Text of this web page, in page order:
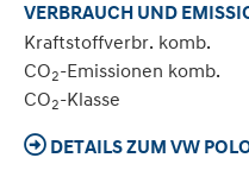
VERBRAUCH UND
Kraftstoffverbr. komb.
CO2-Emissionen komb.
CO2-Klasse
DETAILS ZUM VW